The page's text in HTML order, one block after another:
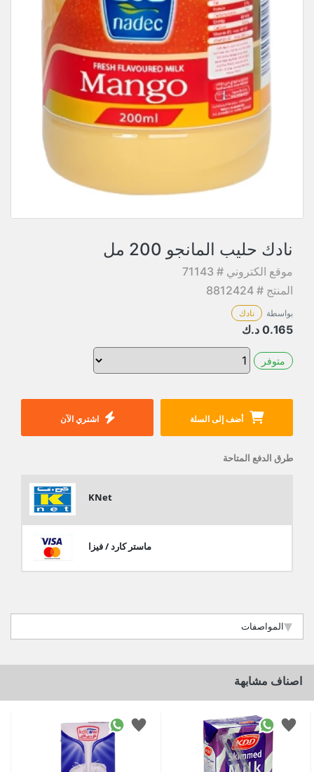
نادك حليب المانجو 200 مل
موقع الكتروني # 71143
المنتج # 8812424
بواسطة نادك
0.165 د.ك
متوفر
أضف إلى السلة اشتري الآن
طرق الدفع المتاحة
KNet
ماستر كارد / فيزا
المواصفات
اصناف مشابهة